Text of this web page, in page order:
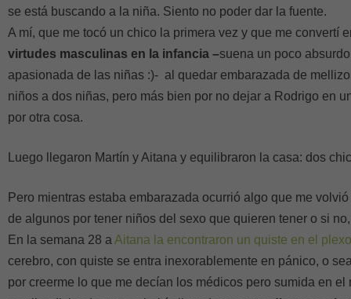
se está buscando a la niña. Siento no poder dar la fuente.
A mí, que me tocó un chico la primera vez y que me convertí
virtudes masculinas en la infancia –suena un poco
apasionada de las niñas :)- al quedar embarazada de
niños a dos niñas, pero más bien por no dejar a Rodrigo en
por otra cosa.
Luego llegaron Martín y Aitana y equilibraron la casa: dos
Pero mientras estaba embarazada ocurrió algo que me
de algunos por tener niños del sexo que quieren tener o si
En la semana 28 a Aitana la encontraron un quiste en el
cerebro, con quiste se entra inexorablemente en pánico, o
por creerme lo que me decían los médicos pero sumida en